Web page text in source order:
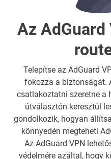
Az AdGuard
Telepítse az AdGuard
fokozza a biztonságát.
csatlakoztatni szeretne a
útválasztón keresztül
gondolkozik, hogyan
könnyedén megteheti
Az AdGuard VPN
védelmére azáltal, hogy